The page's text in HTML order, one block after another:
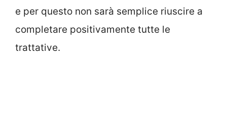
e per questo non sarà semplice riuscire a
completare positivamente tutte le
trattative.